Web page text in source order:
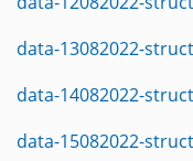
data-13082022-
data-14082022-
data-15082022-